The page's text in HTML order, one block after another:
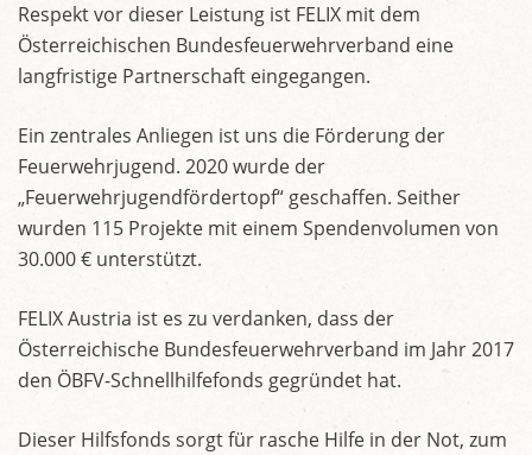
Respekt vor dieser Leistung ist FELIX mit dem
Österreichischen Bundesfeuerwehrverband eine
langfristige Partnerschaft eingegangen.
Ein zentrales Anliegen ist uns die Förderung der
Feuerwehrjugend. 2020 wurde der
„Feuerwehrjugendfördertopf“ geschaffen. Seither
wurden 115 Projekte mit einem Spendenvolumen von
30.000 € unterstützt.
FELIX Austria ist es zu verdanken, dass der
Österreichische Bundesfeuerwehrverband im Jahr 2017
den ÖBFV-Schnellhilfefonds gegründet hat.
Dieser Hilfsfonds sorgt für rasche Hilfe in der Not, zum